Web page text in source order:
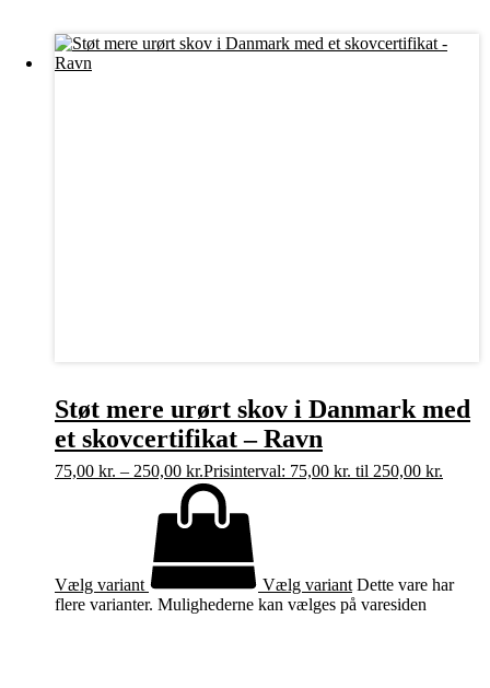
Støt mere urørt skov i Danmark med
et skovcertifikat – Ravn
75,00 kr. – 250,00 kr.Prisinterval: 75,00 kr. til 250,00 kr.
Vælg variant Vælg variant Dette vare har
flere varianter. Mulighederne kan vælges på varesiden